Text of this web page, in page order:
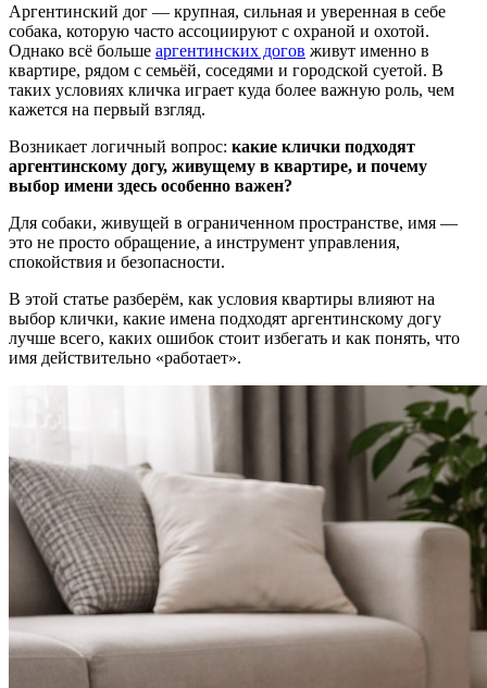
Аргентинский дог — крупная, сильная и уверенная в себе
собака, которую часто ассоциируют с охраной и охотой.
Однако всё больше аргентинских догов живут именно в
квартире, рядом с семьёй, соседями и городской суетой. В
таких условиях кличка играет куда более важную роль, чем
кажется на первый взгляд.
Возникает логичный вопрос: какие клички подходят
аргентинскому догу, живущему в квартире, и почему
выбор имени здесь особенно важен?
Для собаки, живущей в ограниченном пространстве, имя —
это не просто обращение, а инструмент управления,
спокойствия и безопасности.
В этой статье разберём, как условия квартиры влияют на
выбор клички, какие имена подходят аргентинскому догу
лучше всего, каких ошибок стоит избегать и как понять, что
имя действительно «работает».